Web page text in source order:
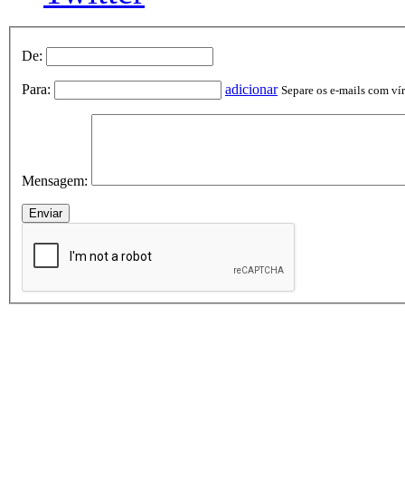
De:
Para: adicionar Separe os e-mails com
Mensagem: